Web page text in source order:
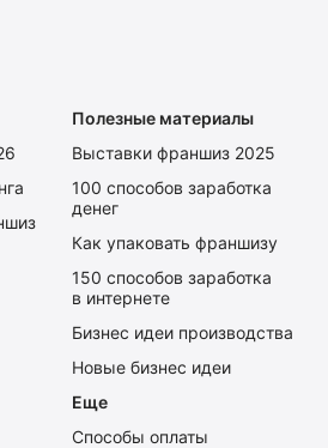
Полезные материалы
Выставки франшиз 2025
100 способов заработка
денег
Как упаковать франшизу
150 способов заработка
в интернете
Бизнес идеи производства
Новые бизнес идеи
Еще
Способы оплаты